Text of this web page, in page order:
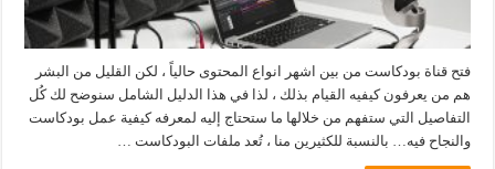
فتح قناة بودكاست من بين اشهر انواع المحتوى حالياً ، لكن القليل من البشر
هم من يعرفون كيفيه القيام بذلك ، لذا في هذا الدليل الشامل سنوضح لك كُل
التفاصيل التي ستفهم من خلالها ما ستحتاج إليه لمعرفه كيفية عمل بودكاست
والنجاح فيه… بالنسبة للكثيرين منا ، تُعد ملفات البودكاست …